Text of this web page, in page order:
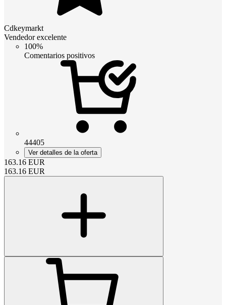
Cdkeymarkt
Vendedor excelente
100%
Comentarios positivos
44405
Ver detalles de la oferta
163.16 EUR
163.16 EUR